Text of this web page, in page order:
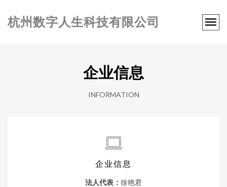
杭州数字人生科技有限公司
企业信息
INFORMATION
企业信息
法人代表： 徐艳君